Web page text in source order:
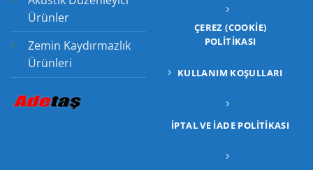
Ürünler
Zemin Kaydırmazlık
Ürünleri
ÇEREZ (COOKIE)
POLITIKASI
KULLANIM KOŞULLARI
İPTAL VE İADE POLITIKASI